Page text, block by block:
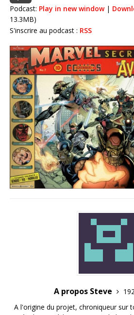
Podcast: Play in new window|
13.3MB)
S'inscrire au podcast : RSS
A propos Steve
A l'origine du projet, chroniqueur sur